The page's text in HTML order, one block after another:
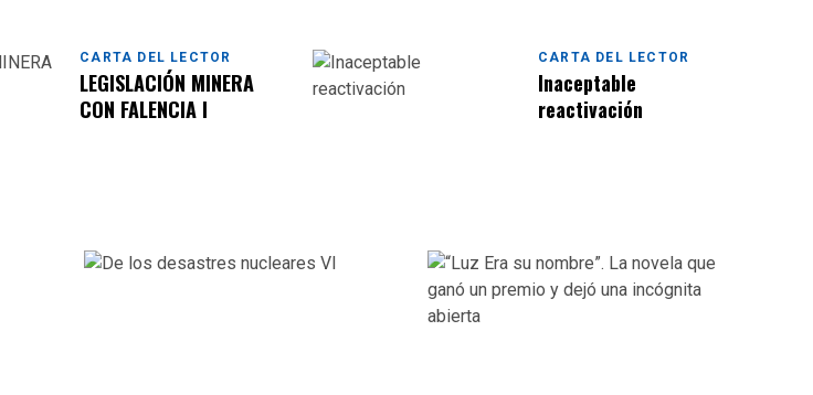
CARTA DEL LECTOR
LEGISLACIÓN MINERA
CON FALENCIA I
CARTA DEL LECTOR
Inaceptable
reactivación